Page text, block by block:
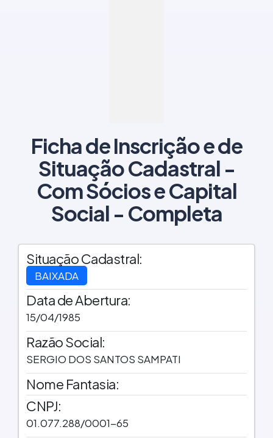
Ficha de Inscrição e de
Situação Cadastral -
Com Sócios e Capital
Social - Completa
Situação Cadastral:
BAIXADA
Data de Abertura:
15/04/1985
Razão Social:
SERGIO DOS SANTOS SAMPATI
Nome Fantasia:
CNPJ:
01.077.288/0001-65